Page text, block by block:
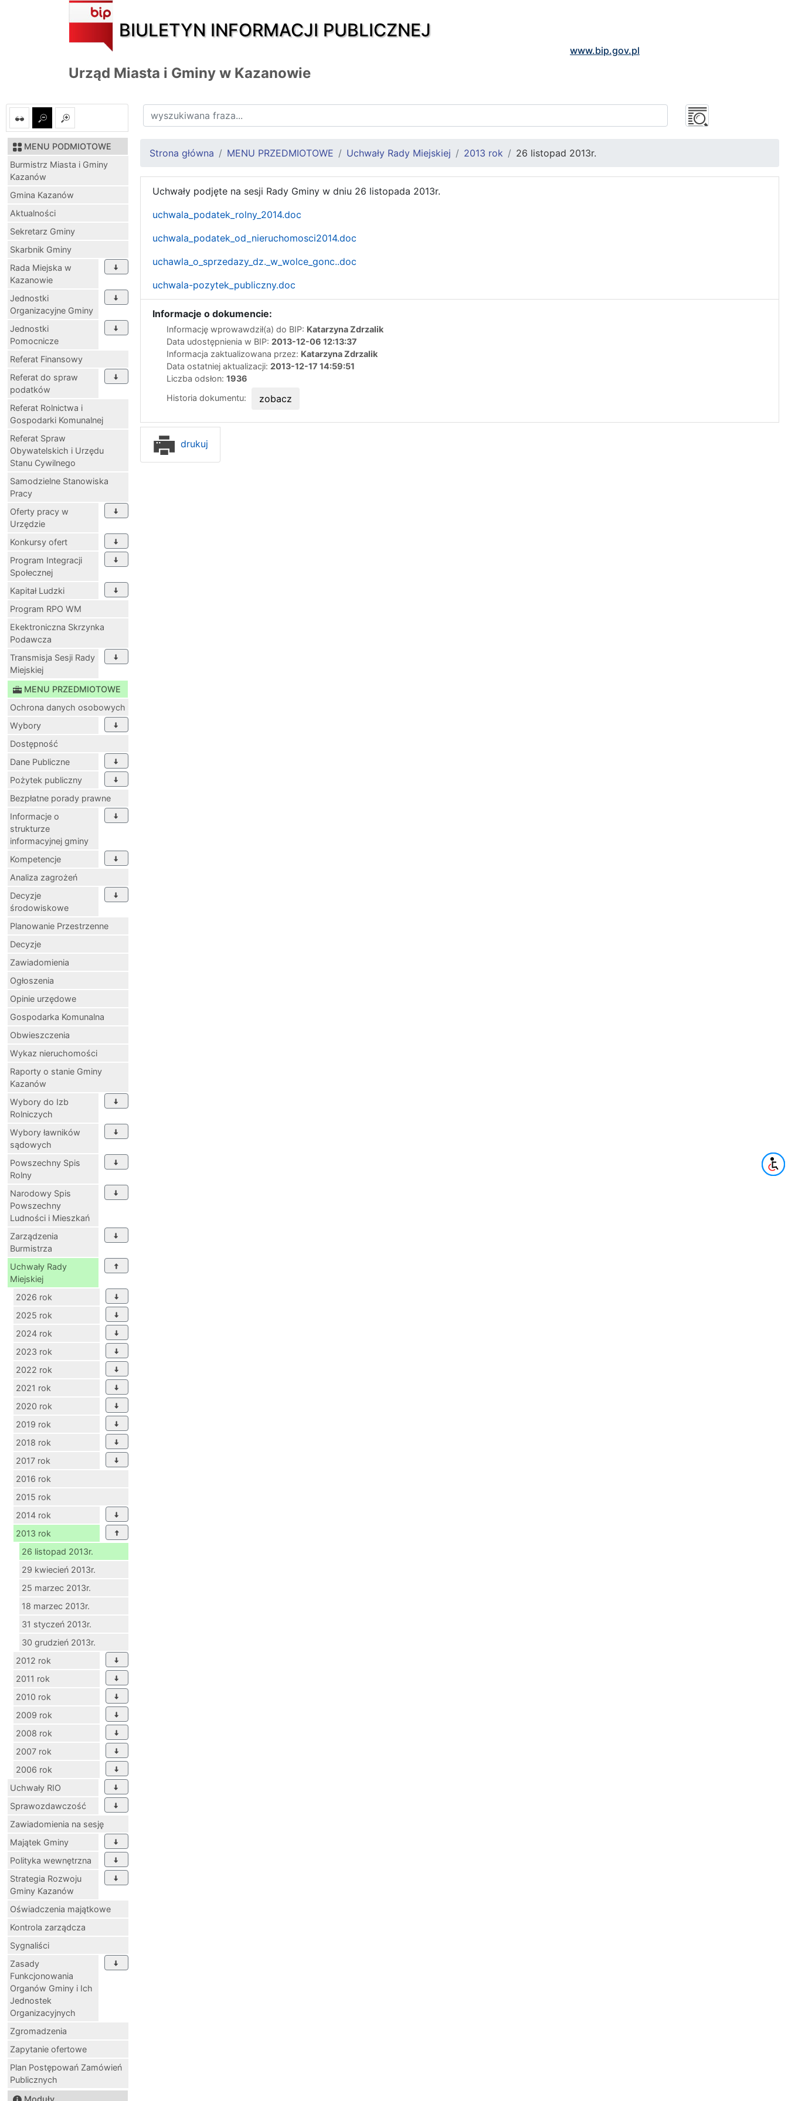
BIULETYN INFORMACJI PUBLICZNEJ
www.bip.gov.pl
Urząd Miasta i Gminy w Kazanowie
MENU PODMIOTOWE
Burmistrz Miasta i Gminy
Kazanów
Gmina Kazanów
Aktualności
Sekretarz Gminy
Skarbnik Gminy
Rada Miejska w
Kazanowie
Jednostki
Organizacyjne Gminy
Jednostki
Pomocnicze
Referat Finansowy
Referat do spraw
podatków
Referat Rolnictwa i
Gospodarki Komunalnej
Referat Spraw
Obywatelskich i Urzędu
Stanu Cywilnego
Samodzielne Stanowiska
Pracy
Oferty pracy w
Urzędzie
Konkursy ofert
Program Integracji
Społecznej
Kapitał Ludzki
Program RPO WM
Ekektroniczna Skrzynka
Podawcza
Transmisja Sesji Rady
Miejskiej
MENU PRZEDMIOTOWE
Ochrona danych osobowych
Wybory
Dostępność
Dane Publiczne
Pożytek publiczny
Bezpłatne porady prawne
Informacje o
strukturze
informacyjnej gminy
Kompetencje
Analiza zagrożeń
Decyzje
środowiskowe
Planowanie Przestrzenne
Decyzje
Zawiadomienia
Ogłoszenia
Opinie urzędowe
Gospodarka Komunalna
Obwieszczenia
Wykaz nieruchomości
Raporty o stanie Gminy
Kazanów
Wybory do Izb
Rolniczych
Wybory ławników
sądowych
Powszechny Spis
Rolny
Narodowy Spis
Powszechny
Ludności i Mieszkań
Zarządzenia
Burmistrza
Uchwały Rady
Miejskiej
2026 rok
2025 rok
2024 rok
2023 rok
2022 rok
2021 rok
2020 rok
2019 rok
2018 rok
2017 rok
2016 rok
2015 rok
2014 rok
2013 rok
26 listopad 2013r.
29 kwiecień 2013r.
25 marzec 2013r.
18 marzec 2013r.
31 styczeń 2013r.
30 grudzień 2013r.
2012 rok
2011 rok
2010 rok
2009 rok
2008 rok
2007 rok
2006 rok
Uchwały RIO
Sprawozdawczość
Zawiadomienia na sesję
Majątek Gminy
Polityka wewnętrzna
Strategia Rozwoju
Gminy Kazanów
Oświadczenia majątkowe
Kontrola zarządcza
Sygnaliści
Zasady
Funkcjonowania
Organów Gminy i Ich
Jednostek
Organizacyjnych
Zgromadzenia
Zapytanie ofertowe
Plan Postępowań Zamówień
Publicznych
Moduły
Strona główna MENU PRZEDMIOTOWE Uchwały Rady Miejskiej 2013 rok 26 listopad 2013r.
Uchwały podjęte na sesji Rady Gminy w dniu 26 listopada 2013r.
uchwala_podatek_rolny_2014.doc
uchwala_podatek_od_nieruchomosci2014.doc
uchawla_o_sprzedazy_dz._w_wolce_gonc..doc
uchwala-pozytek_publiczny.doc
Informacje o dokumencie:
Informację wprowawdził(a) do BIP: Katarzyna Zdrzalik
Data udostępnienia w BIP: 2013-12-06 12:13:37
Informacja zaktualizowana przez: Katarzyna Zdrzalik
Data ostatniej aktualizacji: 2013-12-17 14:59:51
Liczba odsłon: 1936
Historia dokumentu:
zobacz
drukuj